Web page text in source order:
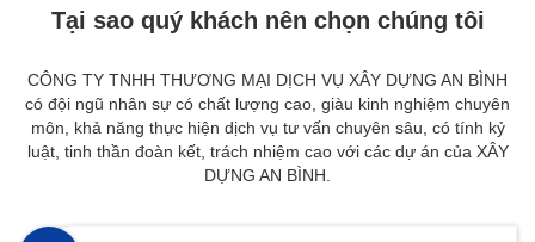
Tại sao quý khách nên chọn chúng tôi
CÔNG TY TNHH THƯƠNG MẠI DỊCH VỤ XÂY DỰNG AN BÌNH
có đội ngũ nhân sự có chất lượng cao, giàu kinh nghiệm chuyên
môn, khả năng thực hiện dịch vụ tư vấn chuyên sâu, có tính kỷ
luật, tinh thần đoàn kết, trách nhiệm cao với các dự án của XÂY
DỰNG AN BÌNH.